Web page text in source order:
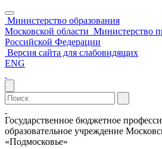
Министерство образования
Московской области Министерство
Российской Федерации
Версия сайта для слабовидящих
ENG
Государственное бюджетное
образовательное учреждение
«Подмосковье»